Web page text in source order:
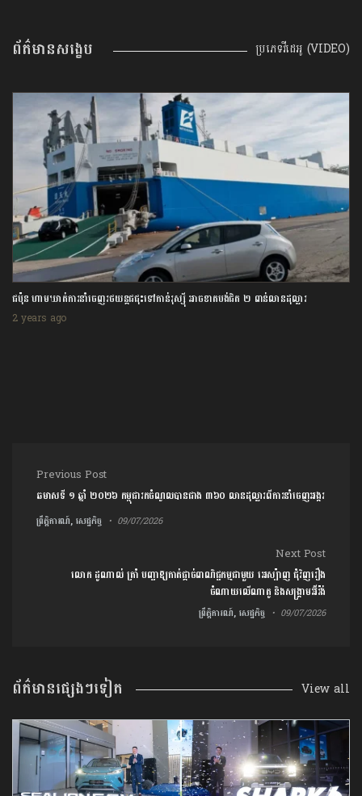
ព័ត៌មានសង្ខេប ប្រភេទវីដេអូ (VIDEO)
ការដំឡើងអត្រាការប្រាក់របស់ធនាគារកណ្តាលអាម៉េរិកកំពុងជះឥទ្ធិពលអាក្រក់ដល់ប្រទេសមាន
ចំណូលទាប
Post navigation
Previous Post
ឆមាសទី ១ ឆ្នាំ ២០២៦ កម្ពុជារកចំណូលបានជាង ៣៦០ លានដុល្លារពីការនាំចេញអង្ករ
ព្រឹត្តិការណ៍, សេដ្ឋកិច្ច 09/07/2026
Next Post
លោក ដូណាល់ ត្រាំ បញ្ជាឱ្យកាត់ផ្តាច់ពាណិជ្ជកម្មជាមួយ អេស្ប៉ាញ ជុំវិញរឿង
ចំណាយលើណាតូ និងសង្រ្គាមអ៊ីរ៉ង់
ព្រឹត្តិការណ៍, សេដ្ឋកិច្ច 09/07/2026
ព័ត៌មានផ្សេងៗទៀត View all